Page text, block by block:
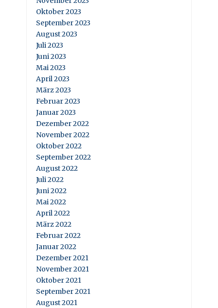
Oktober 2023
September 2023
August 2023
Juli 2023
Juni 2023
Mai 2023
April 2023
März 2023
Februar 2023
Januar 2023
Dezember 2022
November 2022
Oktober 2022
September 2022
August 2022
Juli 2022
Juni 2022
Mai 2022
April 2022
März 2022
Februar 2022
Januar 2022
Dezember 2021
November 2021
Oktober 2021
September 2021
August 2021